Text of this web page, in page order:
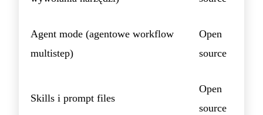
Agent mode (agentowe workflow
multistep)
Open
source
Skills i prompt files
Open
source